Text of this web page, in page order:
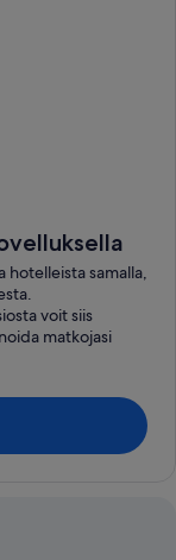
hotelleista samalla,
voit siis
matkojasi